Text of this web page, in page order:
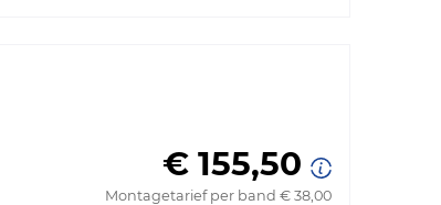
€ 155,50
Montagetarief per band € 38,00